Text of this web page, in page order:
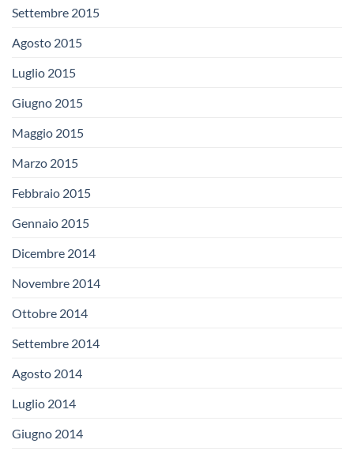
Settembre 2015
Agosto 2015
Luglio 2015
Giugno 2015
Maggio 2015
Marzo 2015
Febbraio 2015
Gennaio 2015
Dicembre 2014
Novembre 2014
Ottobre 2014
Settembre 2014
Agosto 2014
Luglio 2014
Giugno 2014